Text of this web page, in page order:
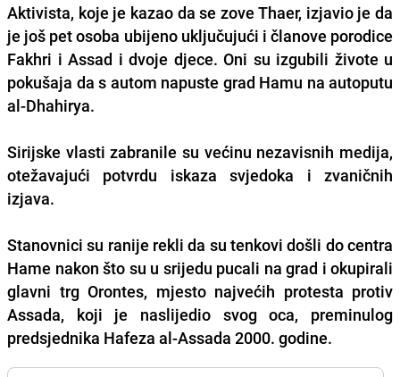
Aktivista, koje je kazao da se zove Thaer, izjavio je da
je još pet osoba ubijeno uključujući i članove porodice
Fakhri i Assad i dvoje djece. Oni su izgubili živote u
pokušaja da s autom napuste grad Hamu na autoputu
al-Dhahirya.
Sirijske vlasti zabranile su većinu nezavisnih medija,
otežavajući potvrdu iskaza svjedoka i zvaničnih
izjava.
Stanovnici su ranije rekli da su tenkovi došli do centra
Hame nakon što su u srijedu pucali na grad i okupirali
glavni trg Orontes, mjesto najvećih protesta protiv
Assada, koji je naslijedio svog oca, preminulog
predsjednika Hafeza al-Assada 2000. godine.